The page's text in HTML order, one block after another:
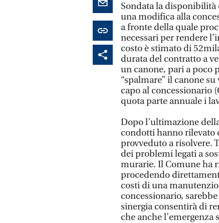
Sondata la disponibilità
una modifica alla
a fronte della quale
necessari per rendere
costo è stimato di
durata del contratto a
un canone, pari a poco
“spalmare” il canone
capo al concessionario
quota parte annuale i
Dopo l’ultimazione
condotti hanno rilevato
provveduto a risolvere.
dei problemi legati a
murarie. Il Comune ha
procedendo
costi di una
concessionario,
sinergia consentirà di
che anche